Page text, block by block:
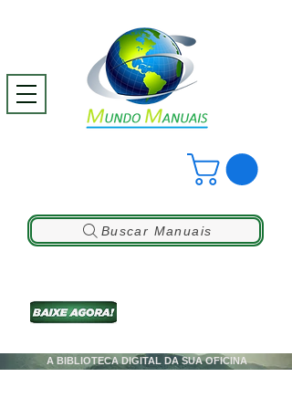
A BIBLIOTECA DIGITAL DA SUA OFICINA
Buscar Manuais